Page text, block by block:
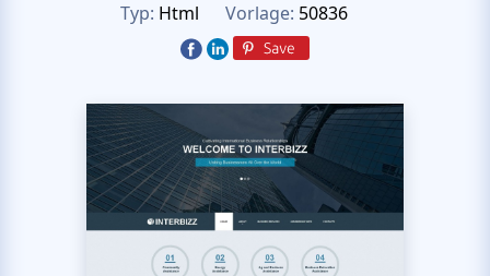
Typ: Html Vorlage: 50836